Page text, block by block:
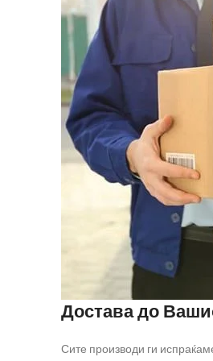
Достава до
Сите производи ги